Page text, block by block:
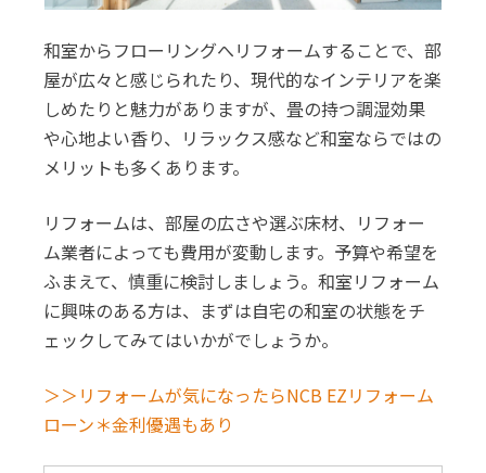
和室からフローリングへリフォームすることで、部
屋が広々と感じられたり、現代的なインテリアを楽
しめたりと魅力がありますが、畳の持つ調湿効果
や心地よい香り、リラックス感など和室ならではの
メリットも多くあります。
リフォームは、部屋の広さや選ぶ床材、リフォー
ム業者によっても費用が変動します。予算や希望を
ふまえて、慎重に検討しましょう。和室リフォーム
に興味のある方は、まずは自宅の和室の状態をチ
ェックしてみてはいかがでしょうか。
＞＞リフォームが気になったらNCB EZリフォーム
ローン＊金利優遇もあり